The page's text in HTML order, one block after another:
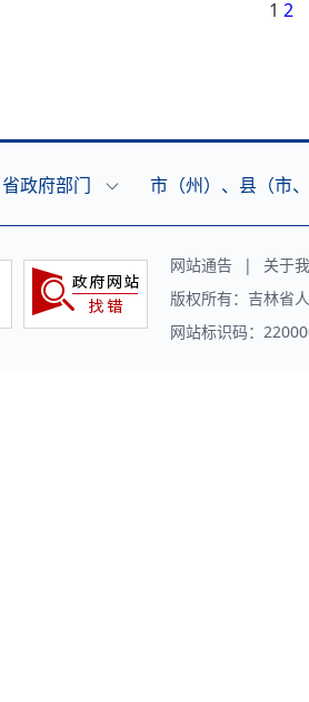
1 2
省政府部门 市（州）、县（市
网站通告 |
关于
版权所有：吉林省
网站标识码：